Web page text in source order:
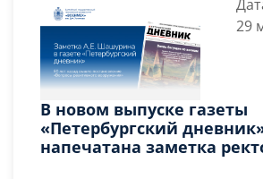
29
В новом выпуске газеты
«Петербургский
напечатана заметка